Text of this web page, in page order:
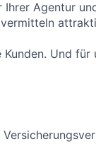
Ihrer Agentur
Und für